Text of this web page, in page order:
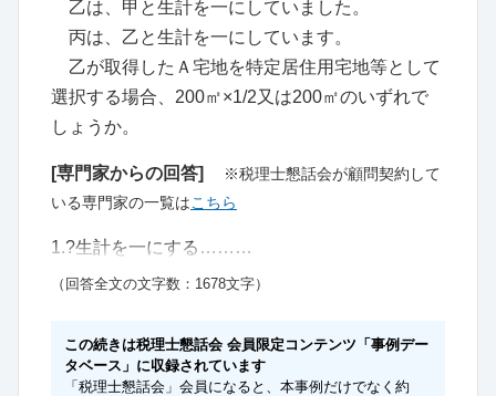
乙は、甲と生計を一にしていました。
丙は、乙と生計を一にしています。
乙が取得したＡ宅地を特定居住用宅地等として
選択する場合、200㎡×1/2又は200㎡のいずれで
しょうか。
[専門家からの回答]
※税理士懇話会が顧問契約して
いる専門家の一覧はこちら
1.?生計を一にする………
（回答全文の文字数：1678文字）
この続きは税理士懇話会 会員限定コンテンツ「事例デー
タベース」に収録されています
「税理士懇話会」会員になると、本事例だけでなく約